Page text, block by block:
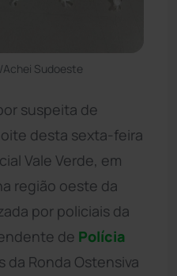
Sudoeste
suspeita de
desta sexta-feira
Vale Verde, em
região oeste da
por policiais da
de Polícia
da Ronda Ostensiva